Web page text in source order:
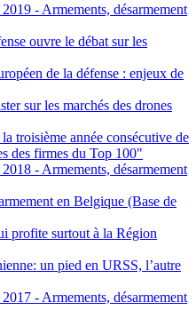
- Armements, désarmement
ouvre le débat sur les
de la défense : enjeux de
sur les marchés des drones
troisième année consécutive de
des firmes du Top 100"
- Armements, désarmement
en Belgique (Base de
profite surtout à la Région
un pied en URSS, l’autre
- Armements, désarmement